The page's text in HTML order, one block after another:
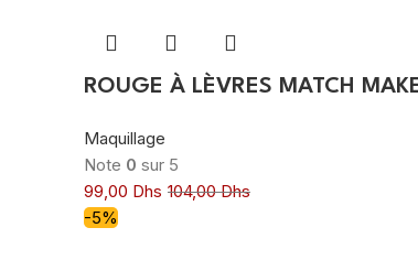
ROUGE À LÈVRES MATCH
Maquillage
Note 0 sur 5
99,00 Dhs 104,00Dhs
-5%